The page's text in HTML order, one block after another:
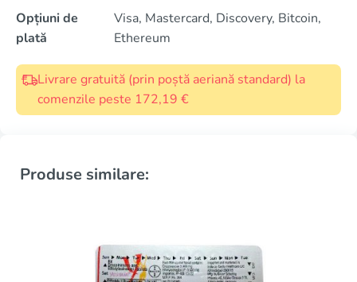
Opțiuni de
plată
Visa, Mastercard, Discovery, Bitcoin,
Ethereum
Livrare gratuită (prin poștă aeriană standard) la
comenzile peste 172,19 €
Produse similare: